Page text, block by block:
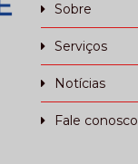
Sobre
Serviços
Notícias
Fale conosco